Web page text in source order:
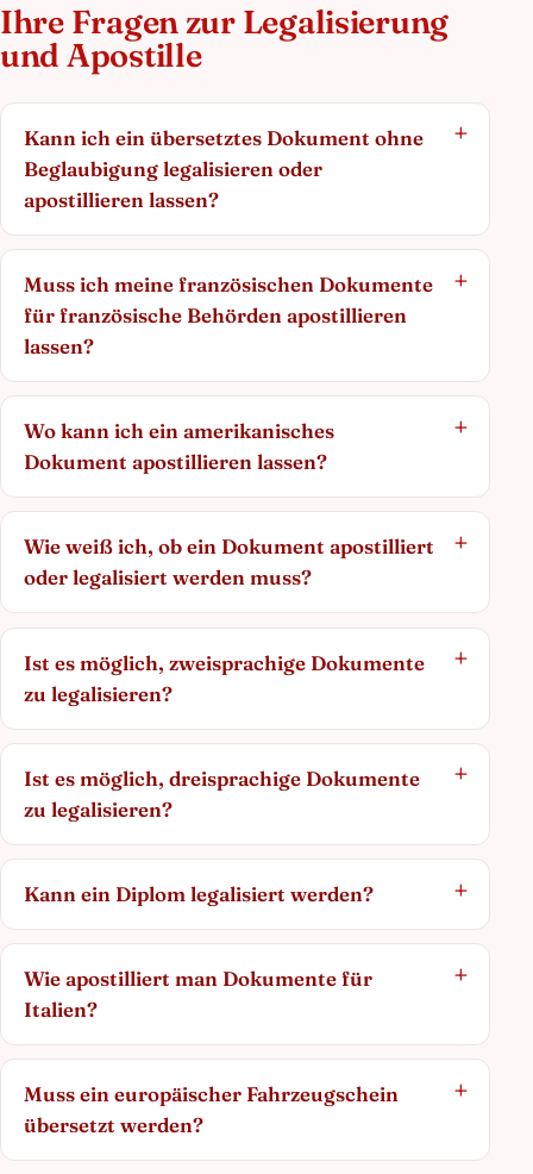
Ihre Fragen zur Legalisierung
und Apostille
Kann ich ein übersetztes Dokument ohne
Beglaubigung legalisieren oder
apostillieren lassen?
Muss ich meine französischen Dokumente
für französische Behörden apostillieren
lassen?
Wo kann ich ein amerikanisches
Dokument apostillieren lassen?
Wie weiß ich, ob ein Dokument apostilliert
oder legalisiert werden muss?
Ist es möglich, zweisprachige Dokumente
zu legalisieren?
Ist es möglich, dreisprachige Dokumente
zu legalisieren?
Kann ein Diplom legalisiert werden?
Wie apostilliert man Dokumente für
Italien?
Muss ein europäischer Fahrzeugschein
übersetzt werden?